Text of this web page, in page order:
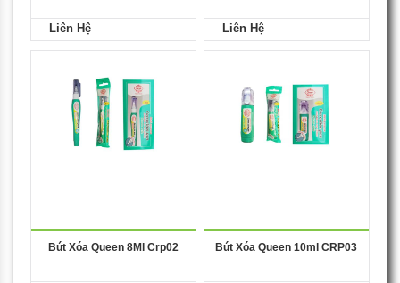
Liên Hệ Liên Hệ
Bút Xóa Queen 8Ml Crp02 Bút Xóa Queen 10ml CRP03